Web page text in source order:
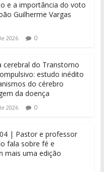
e a importância do voto
Guilherme Vargas
2026 0
cerebral do Transtorno
estudo inédito
do cérebro
da doença
2026 0
| Pastor e professor
fala sobre fé e
mais uma edição